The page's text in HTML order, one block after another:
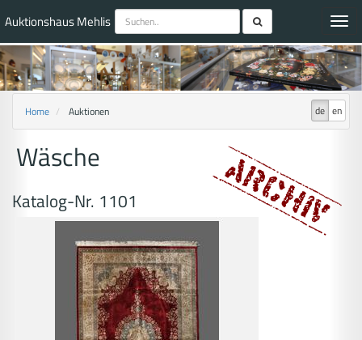
Auktionshaus Mehlis
de en
Home Auktionen
Wäsche
Katalog-Nr. 1101